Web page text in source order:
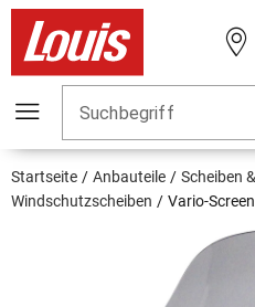
Suchbegriff
Startseite Anbauteile
Scheiben
Windschutzscheiben
Vario-